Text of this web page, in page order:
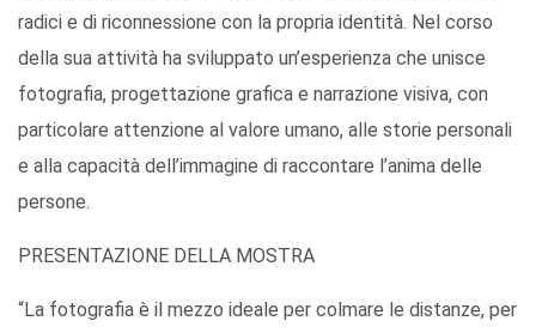
radici e di riconnessione con la propria identità. Nel corso
della sua attività ha sviluppato un’esperienza che unisce
fotografia, progettazione grafica e narrazione visiva, con
particolare attenzione al valore umano, alle storie personali
e alla capacità dell’immagine di raccontare l’anima delle
persone.
PRESENTAZIONE DELLA MOSTRA
“La fotografia è il mezzo ideale per colmare le distanze, per